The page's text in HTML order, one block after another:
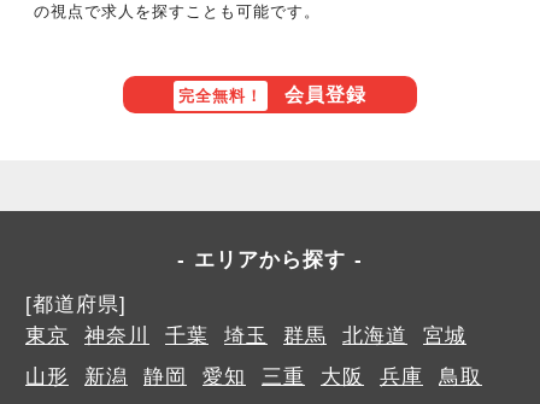
の視点で求人を探すことも可能です。
完全無料！ 会員登録
エリアから探す
[都道府県]
東京
神奈川 千葉 埼玉 群馬 北海道
宮城
山形
新潟 静岡 愛知 三重 大阪 兵庫
鳥取